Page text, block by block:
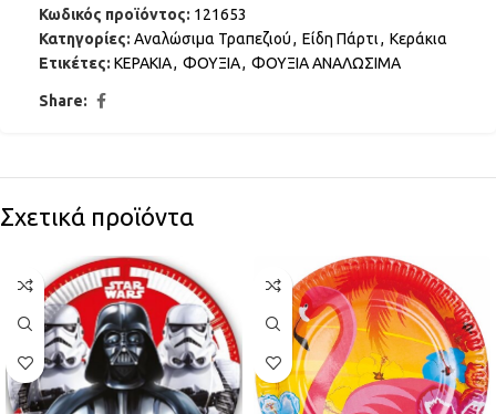
Κωδικός προϊόντος: 121653
Κατηγορίες: Αναλώσιμα Τραπεζιού, Είδη Πάρτι, Κεράκια
Ετικέτες: ΚΕΡΑΚΙΑ, ΦΟΥΞΙΑ, ΦΟΥΞΙΑ ΑΝΑΛΩΣΙΜΑ
Share:
Σχετικά προϊόντα